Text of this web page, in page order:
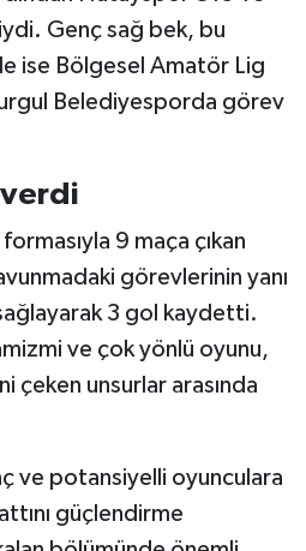
Genç sağ bek, bu
ise Bölgesel Amatör Lig
Belediyesporda görev
verdi
9 maça çıkan
görevlerinin yanı
3 gol kaydetti.
ve çok yönlü oyunu,
çeken unsurlar arasında
ve potansiyelli oyunculara
güçlendirme